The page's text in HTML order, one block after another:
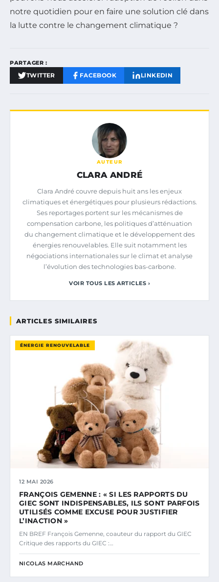
notre quotidien pour en faire une solution clé dans
la lutte contre le changement climatique ?
PARTAGER :
TWITTER FACEBOOK LINKEDIN
AUTEUR
CLARA ANDRÉ
Clara André couvre depuis huit ans les enjeux
climatiques et énergétiques pour plusieurs rédactions.
Ses reportages portent sur les mécanismes de
compensation carbone, les politiques d’atténuation
du changement climatique et le développement des
énergies renouvelables. Elle suit notamment les
négociations internationales sur le climat et analyse
l’évolution des technologies bas-carbone.
VOIR TOUS LES ARTICLES ›
ARTICLES SIMILAIRES
ÉNERGIE RENOUVELABLE
12 MAI 2026
FRANÇOIS GEMENNE : « SI LES RAPPORTS DU
GIEC SONT INDISPENSABLES, ILS SONT PARFOIS
UTILISÉS COMME EXCUSE POUR JUSTIFIER
L’INACTION »
EN BREF François Gemenne, coauteur du rapport du GIEC
Critique des rapports du GIEC :…
NICOLAS MARCHAND